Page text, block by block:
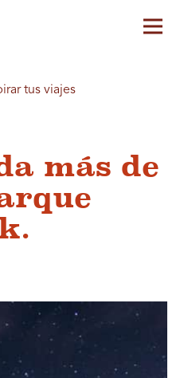
tus viajes
más de